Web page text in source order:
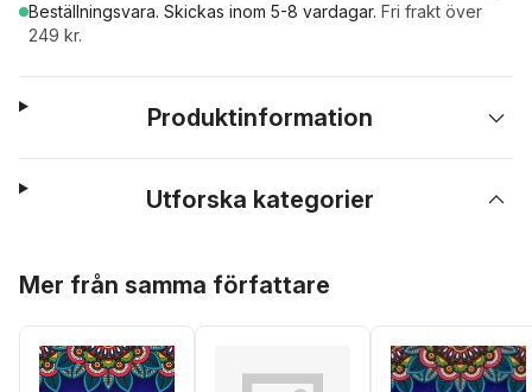
Beställningsvara. Skickas inom 5-8 vardagar. Fri frakt över
249 kr.
Produktinformation
Utforska kategorier
Mer från samma författare